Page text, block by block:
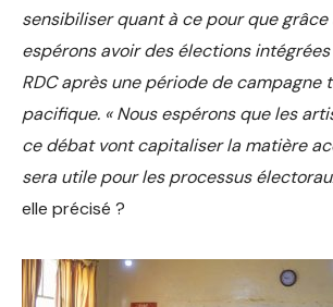
sensibiliser quant à ce pour que grâce
espérons avoir des élections
RDC après une période de campagne
pacifique. « Nous espérons que les
ce débat vont capitaliser la matière
sera utile pour les processus
elle précisé ?